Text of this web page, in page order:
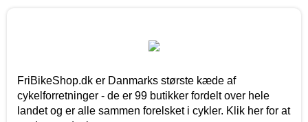
FriBikeShop.dk er Danmarks største kæde af
cykelforretninger - de er 99 butikker fordelt over hele
landet og er alle sammen forelsket i cykler. Klik her for at